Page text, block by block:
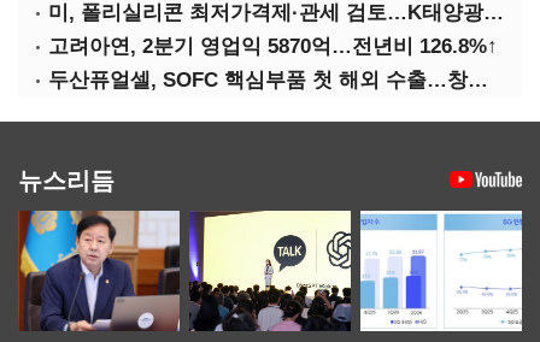
미, 폴리실리콘 최저가격제·관세 검토…K태양광 입지 확대 기대
고려아연, 2분기 영업익 5870억…전년비 126.8%↑
두산퓨얼셀, SOFC 핵심부품 첫 해외 수출…창사 이래 최대 규모
뉴스리듬